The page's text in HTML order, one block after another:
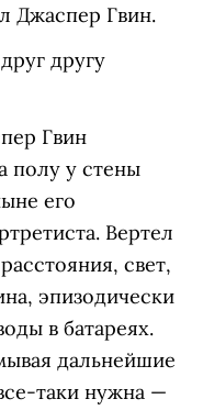
Джаспер Гвин.
другу
Гвин
полу у стены
его
Вертел
свет,
эпизодически
в батареях.
дальнейшие
таки нужна —